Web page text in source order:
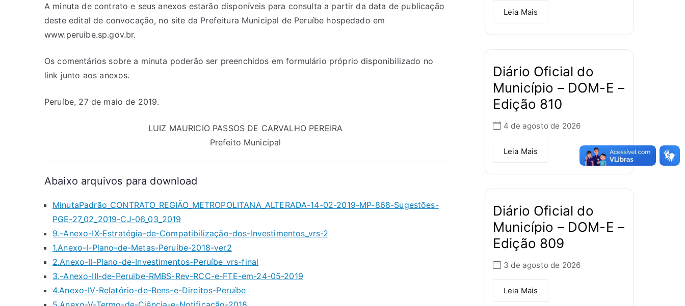
A minuta de contrato e seus anexos estarão disponíveis para consulta a partir da data de publicação
deste edital de convocação, no site da Prefeitura Municipal de Peruíbe hospedado em
www.peruibe.sp.gov.br.
Os comentários sobre a minuta poderão ser preenchidos em formulário próprio disponibilizado no
link junto aos anexos.
Peruíbe, 27 de maio de 2019.
LUIZ MAURICIO PASSOS DE CARVALHO PEREIRA
Prefeito Municipal
Abaixo arquivos para download
MinutaPadrão_CONTRATO_REGIÃO_METROPOLITANA_ALTERADA-14-02-2019-MP-868-Sugestões-
PGE-27_02_2019-CJ-06_03_2019
9.-Anexo-IX-Estratégia-de-Compatibilização-dos-Investimentos_vrs-2
1.Anexo-I-Plano-de-Metas-Peruíbe-2018-ver2
2.Anexo-II-Plano-de-Investimentos-Peruíbe_vrs-final
3.-Anexo-III-de-Peruibe-RMBS-Rev-RCC-e-FTE-em-24-05-2019
4.Anexo-IV-Relatório-de-Bens-e-Direitos-Peruíbe
Leia Mais
Diário Oficial do
Município – DOM-E –
Edição 810
4 de agosto de 2026
Leia Mais
Diário Oficial do
Município – DOM-E –
Edição 809
3 de agosto de 2026
Leia Mais